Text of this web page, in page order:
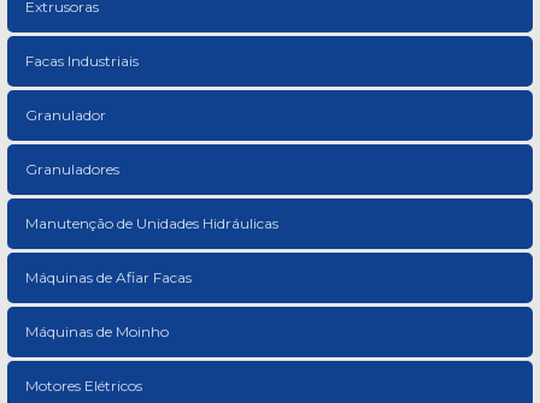
Extrusoras
Facas Industriais
Granulador
Granuladores
Manutenção de Unidades Hidráulicas
Máquinas de Afiar Facas
Máquinas de Moinho
Motores Elétricos